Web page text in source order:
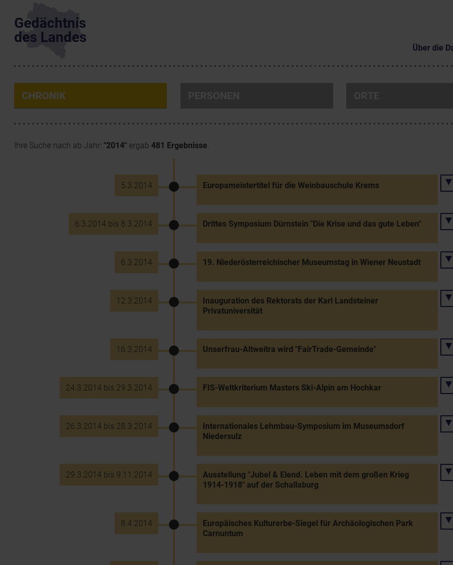
Gedächtnis
des Landes
Über die
CHRONIK
Ihre Suche nach ab Jahr: "2014" ergab 481 Ergebnisse.
5.3.2014 Europameistertitel für die Weinbauschule Krems
6.3.2014 bis 8.3.2014 Drittes Symposium Dürnstein "Die Krise und das gute Leben"
6.3.2014 19. Niederösterreichischer Museumstag in Wiener Neustadt
12.3.2014
Inauguration des Rektorats der Karl Landsteiner
Privatuniversität
16.3.2014 Unserfrau-Altweitra wird "FairTrade-Gemeinde"
24.3.2014 bis 29.3.2014 FIS-Weltkriterium Masters Ski-Alpin am Hochkar
26.3.2014 bis 28.3.2014
Internationales Lehmbau-Symposium im Museumsdorf
Niedersulz
29.3.2014 bis 9.11.2014
Ausstellung "Jubel & Elend. Leben mit dem großen Krieg
1914-1918" auf der Schallaburg
8.4.2014
Europäisches Kulturerbe-Siegel für Archäologischen Park
Carnuntum